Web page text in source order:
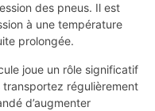
des pneus. Il est
à une température
prolongée.
joue un rôle significatif
régulièrement
d’augmenter